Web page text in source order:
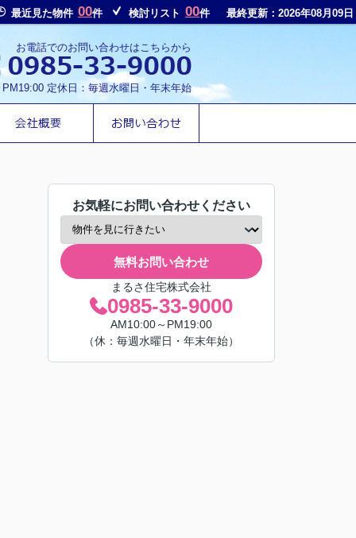
最近見た物件 00件 検討リスト 00件 最終更新：2026年08月09日
お電話でのお問い合わせはこちらから
定休日：毎週水曜日・年末年始
お気軽にお問い合わせください
無料お問い合わせ
まるさ住宅株式会社
0985-33-9000
AM10:00～PM19:00
（休：毎週水曜日・年末年始）